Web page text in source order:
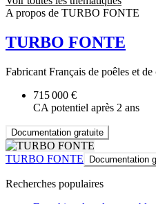
A propos de TURBO FONTE
TURBO FONTE
Fabricant Français de poêles et de
715 000 €
CA potentiel après 2 ans
Documentation gratuite
TURBO FONTE Documentation
Recherches populaires